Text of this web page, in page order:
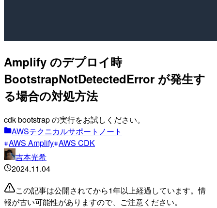
Amplify のデプロイ時
BootstrapNotDetectedError が発生す
る場合の対処方法
cdk bootstrap の実行をお試しください。
AWSテクニカルサポートノート
AWS Amplify AWS CDK
吉本光希
2024.11.04
この記事は公開されてから1年以上経過しています。情
報が古い可能性がありますので、ご注意ください。